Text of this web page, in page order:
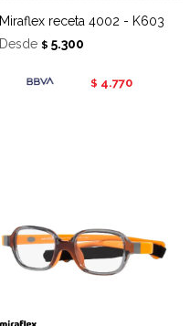
Miraflex receta 4002 - K603
Desde $ 5.300
$ 4.770